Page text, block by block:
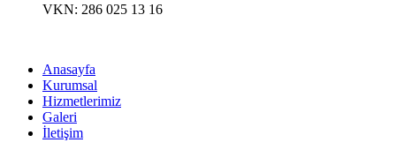
VKN: 286 025 13 16
Anasayfa
Kurumsal
Hizmetlerimiz
Galeri
İletişim